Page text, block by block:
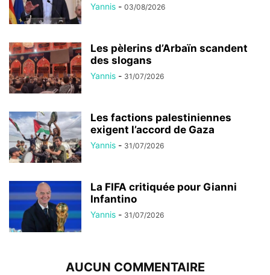
Yannis - 03/08/2026
Les pèlerins d’Arbaïn scandent
des slogans
Yannis - 31/07/2026
Les factions palestiniennes
exigent l’accord de Gaza
Yannis - 31/07/2026
La FIFA critiquée pour Gianni
Infantino
Yannis - 31/07/2026
AUCUN COMMENTAIRE